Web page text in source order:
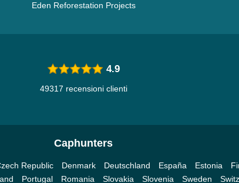
Eden Reforestation Projects
4.9
49317 recensioni clienti
Caphunters
Republic Denmark Deutschland España Estonia
Portugal Romania Slovakia Slovenia Sweden